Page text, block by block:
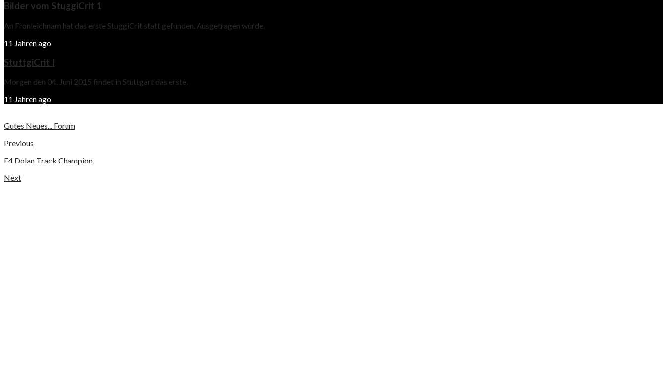
Bilder vom StuggiCrit 1
An Fronleichnam hat das erste StuggiCrit statt gefunden. Ausgetragen wurde.
11 Jahren ago
StuttgiCrit I
Morgen den 04. Juni 2015 findet in Stuttgart das erste.
11 Jahren ago
Gutes Neues... Forum
Previous
E4 Dolan Track Champion
Next